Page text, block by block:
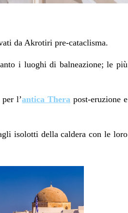
da Akrotiri pre-cataclisma.
i luoghi di balneazione; le più
per l’antica Thera post-eruzione e
isolotti della caldera con le loro